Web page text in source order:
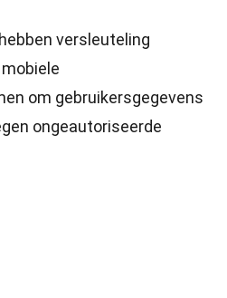
hebben versleuteling
om gebruikersgegevens
ongeautoriseerde